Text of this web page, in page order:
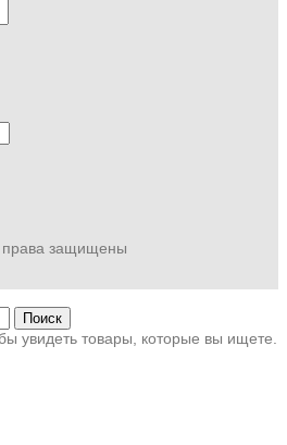
права защищены
Поиск
увидеть товары, которые вы ищете.